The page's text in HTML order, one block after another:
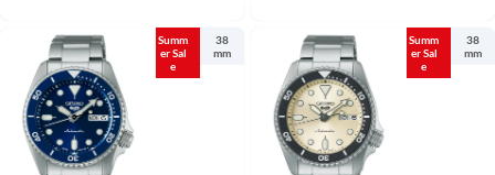
Summ
er Sal
e
38
mm
Summ
er Sal
e
38
mm